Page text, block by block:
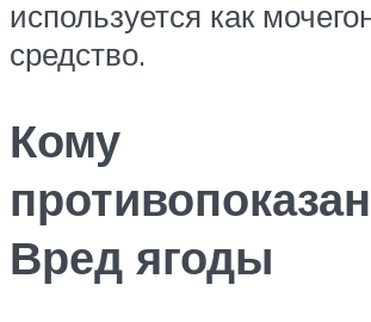
используется как
средство.
Кому
Вред ягоды